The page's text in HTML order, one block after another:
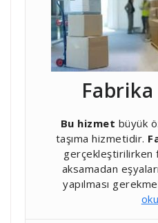
Fabrika
Bu hizmet büyük
taşıma hizmetidir.
gerçekleştirilirken
aksamadan
yapılması